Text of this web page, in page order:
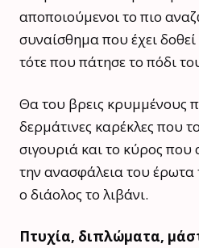
αποποιούμενοι το πιο
συναίσθημα που έχει
τότε που πάτησε το πόδι
Θα του βρεις κρυμμένους
δερμάτινες καρέκλες που
σιγουριά και το κύρος που
την ανασφάλεια του
ο διάολος το λιβάνι.
Πτυχία, διπλώματα,